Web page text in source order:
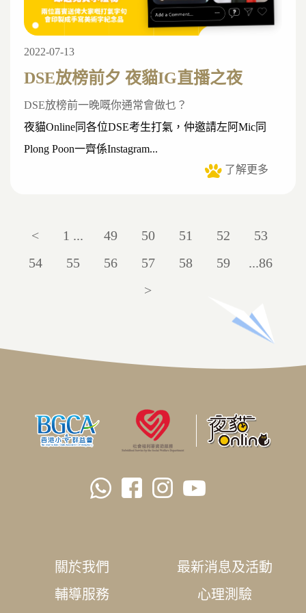
2022-07-13
DSE放榜前夕 夜貓IG直播之夜
DSE放榜前一晚嘅你通常會做乜？
夜貓Online同各位DSE考生打氣，仲邀請左阿Mic同
Plong Poon一齊係Instagram...
了解更多
< 1 ... 49 50 51 52
53
54
55 56 57 58 59
...86
>
關於我們
最新消息及活動
輔導服務
心理測驗